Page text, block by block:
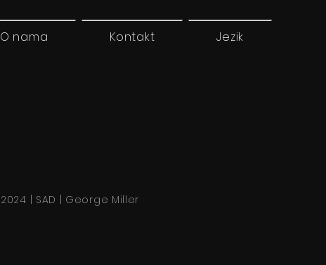
O nama Kontakt Jezik
2024 | SAD | George Miller